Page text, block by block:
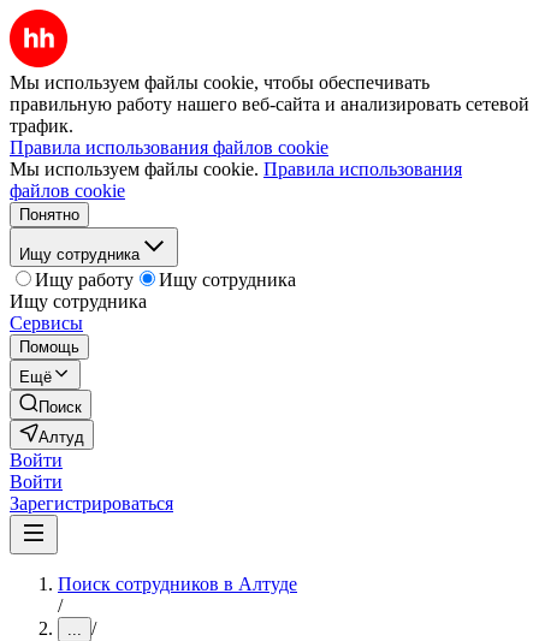
Мы используем файлы cookie, чтобы обеспечивать
правильную работу нашего веб-сайта и анализировать сетевой
трафик.
Правила использования файлов cookie
Мы используем файлы cookie. Правила использования
файлов cookie
Понятно
Ищу сотрудника
Ищу работу
Ищу сотрудника
Ищу сотрудника
Сервисы
Помощь
Ещё
Поиск
Алтуд
Войти
Войти
Зарегистрироваться
Поиск сотрудников в Алтуде
/
... /